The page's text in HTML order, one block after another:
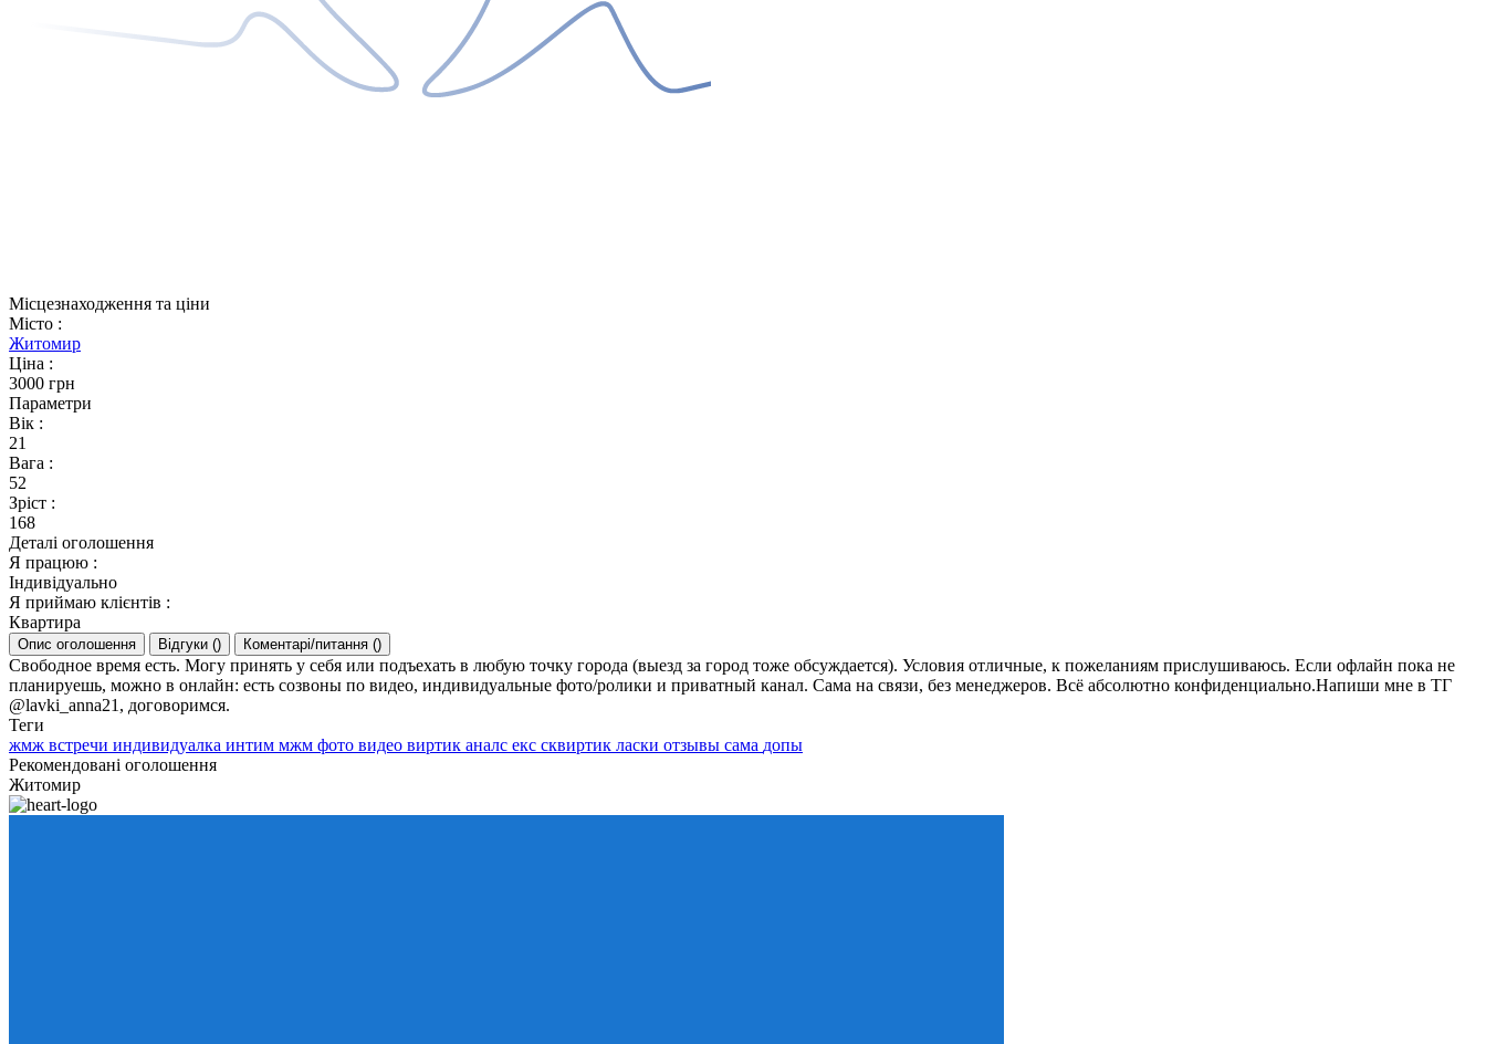
Місцезнаходження та ціни
Місто :
Житомир
Ціна :
3000 грн
Параметри
Вік :
21
Вага :
52
Зріст :
168
Деталі оголошення
Я працюю :
Індивідуально
Я приймаю клієнтів :
Квартира
Опис оголошення Відгуки () Коментарі/питання ()
Свободное время есть. Могу принять у себя или подъехать в любую точку города (выезд за город тоже обсуждается). Условия отличные, к пожеланиям прислушиваюсь. Если офлайн пока не
планируешь, можно в онлайн: есть созвоны по видео, индивидуальные фото/ролики и приватный канал. Сама на связи, без менеджеров. Всё абсолютно конфиденциально.Напиши мне в ТГ
@lavki_anna21, договоримся.
Теги
жмж встречи индивидуалка интим мжм фото видео виртик аналс екс сквиртик ласки отзывы сама допы
Рекомендовані оголошення
Житомир